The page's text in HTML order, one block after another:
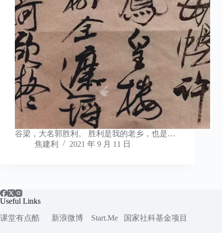
谷梁，大名郭胜利。 胜利是我的老乡，也是…
焦建利
2021 年 9 月 11 日
Useful Links
课堂有点酷
新浪微博 Start.Me 国家社科基金项目